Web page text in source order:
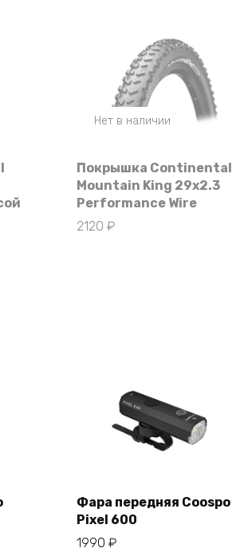
Нет в наличии
Покрышка Continental
Mountain King 29х2.3
Performance Wire
2120 ₽
Фара передняя Coospo
Pixel 600
1990 ₽